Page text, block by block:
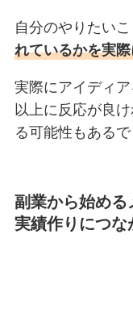
自分のやりたいこ
れているかを実
実際にアイディ
以上に反応が良
る可能性もあるで
副業から始める
実績作りにつな